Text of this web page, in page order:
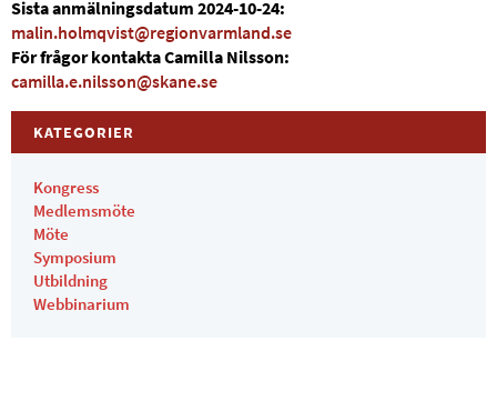
Sista anmälningsdatum 2024-10-24:
malin.holmqvist@regionvarmland.se
För frågor kontakta Camilla Nilsson:
camilla.e.nilsson@skane.se
KATEGORIER
Kongress
Medlemsmöte
Möte
Symposium
Utbildning
Webbinarium